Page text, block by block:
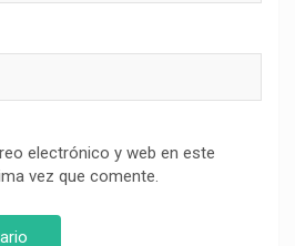
electrónico y web en este
vez que comente.